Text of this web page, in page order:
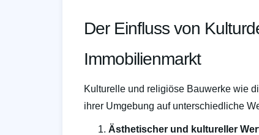
Der Einfluss von
Immobilienmarkt
Kulturelle und religiöse Bauwerke wie
ihrer Umgebung auf unterschiedliche
Ästhetischer und kultureller